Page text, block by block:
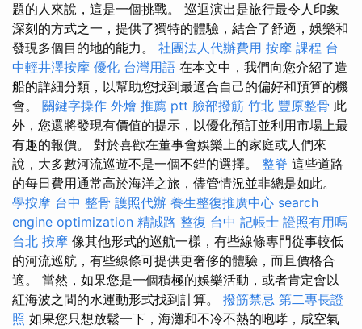
題的人來說，這是一個挑戰。 巡迴演出是旅行最令人印象
深刻的方式之一，提供了獨特的體驗，結合了舒適，娛樂和
發現多個目的地的能力。 社團法人代辦費用 按摩 課程 台
中輕井澤按摩 優化 台灣用語 在本文中，我們向您介紹了造
船的詳細分類，以幫助您找到最適合自己的偏好和預算的機
會。 關鍵字操作 外燴 推薦 ptt 臉部撥筋 竹北 豐原整骨 此
外，您還將發現有價值的提示，以優化預訂並利用市場上最
有趣的報價。 對於喜歡在董事會娛樂上的家庭或人們來
說，大多數河流巡遊不是一個不錯的選擇。 整脊 這些道路
的每日費用通常高於海洋之旅，儘管情況並非總是如此。
學按摩 台中 整骨 護照代辦 養生整復推廣中心 search
engine optimization 精誠路 整復 台中 記帳士 證照有用嗎
台北 按摩 像其他形式的巡航一樣，有些線條專門從事較低
的河流巡航，有些線條可提供更奢侈的體驗，而且價格合
適。 當然，如果您是一個積極的娛樂活動，或者肯定會以
紅海波之間的水運動形式找到計算。 撥筋禁忌 第二專長證
照 如果您只想放鬆一下，海灘和不冷不熱的咆哮，咸空氣